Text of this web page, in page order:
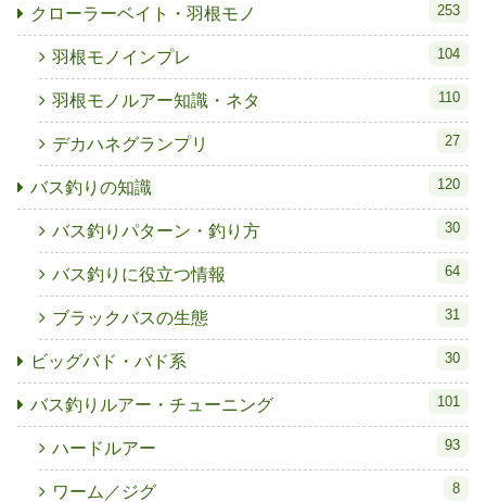
クローラーベイト・羽根モノ 253
羽根モノインプレ 104
羽根モノルアー知識・ネタ 110
デカハネグランプリ 27
バス釣りの知識 120
バス釣りパターン・釣り方 30
バス釣りに役立つ情報 64
ブラックバスの生態 31
ビッグバド・バド系 30
バス釣りルアー・チューニング 101
ハードルアー 93
ワーム／ジグ 8